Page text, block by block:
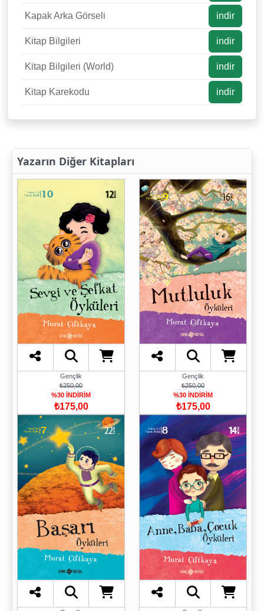
Kapak Arka Görseli indir
Kitap Bilgileri indir
Kitap Bilgileri (World) indir
Kitap Karekodu indir
Yazarın Diğer Kitapları
Gençlik
₺250,00
%30 İNDİRİM
₺175,00
Gençlik
₺250,00
%30 İNDİRİM
₺175,00